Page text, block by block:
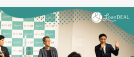
す） す） す）